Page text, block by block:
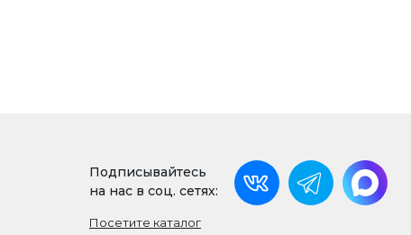
Подписывайтесь
на нас в соц. сетях:
Посетите каталог